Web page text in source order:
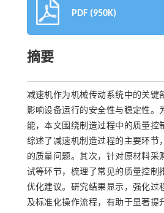
PDF (950K)
摘要
减速机作为机械传动系统中的关键
影响设备运行的安全性与稳定性。
能，本文围绕制造过程中的质量控
综述了减速机制造过程的主要环节
的质量问题。其次，针对原材料采
试等环节，梳理了常见的质量控制
优化建议。研究结果显示，强化过
及标准化操作流程，有助于显著提